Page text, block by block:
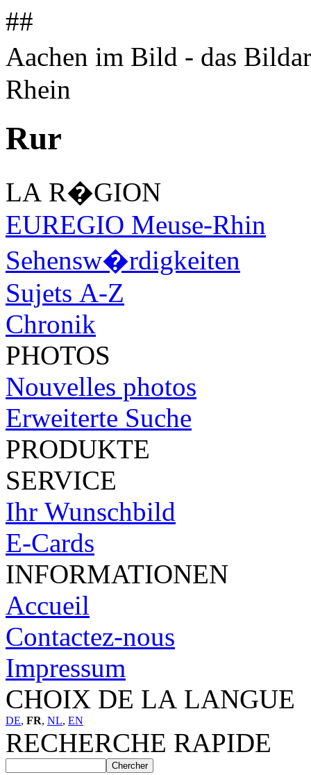
##
Aachen im Bild - das
Rhein
Rur
LA R�GION
EUREGIO Meuse-Rhin
Sehensw�rdigkeiten
Sujets A-Z
Chronik
PHOTOS
Nouvelles photos
Erweiterte Suche
PRODUKTE
SERVICE
Ihr Wunschbild
E-Cards
INFORMATIONEN
Accueil
Contactez-nous
Impressum
CHOIX DE LA LANGUE
DE, FR, NL, EN
RECHERCHE RAPIDE